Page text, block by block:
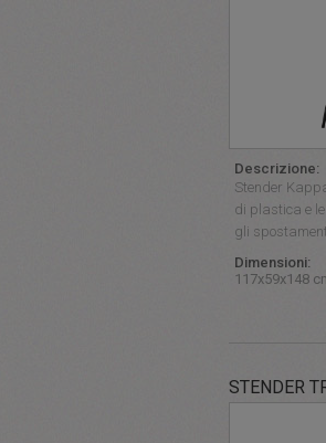
Descrizione:
Stender
di plastica e
gli
Dimensioni:
117x59x148
STENDER